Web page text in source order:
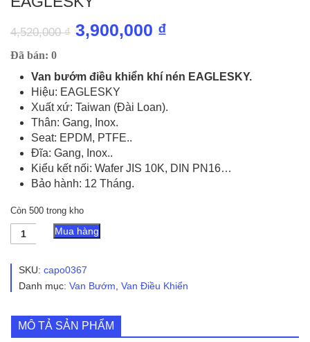
4,520,000₫ Giá
là:
4,520,000 ₫.
3,900,000 ₫
tại
3,900,000 ₫.
Đã bán: 0
Van bướm điều khiển khí nén EAGLESKY.
Hiệu: EAGLESKY
Xuất xứ: Taiwan (Đài Loan).
Thân: Gang, Inox.
Seat: EPDM, PTFE..
Đĩa: Gang, Inox..
Kiểu kết nối: Wafer JIS 10K, DIN PN16…
Bảo hành: 12 Tháng.
Còn 500 trong kho
Van
Bướm
Khiển
Nén
số
lượng
Mua hàng
SKU: capo0367
Danh mục: Van Bướm, Van Điều Khiển
MÔ TẢ SẢN PHẨM